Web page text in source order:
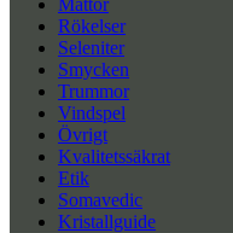
Mattor
Rökelser
Seleniter
Smycken
Trummor
Vindspel
Övrigt
Kvalitetssäkrat
Etik
Somavedic
Kristallguide